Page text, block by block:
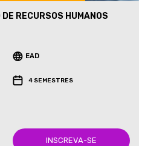
RECURSOS HUMANOS
EAD
4 SEMESTRES
INSCREVA-SE